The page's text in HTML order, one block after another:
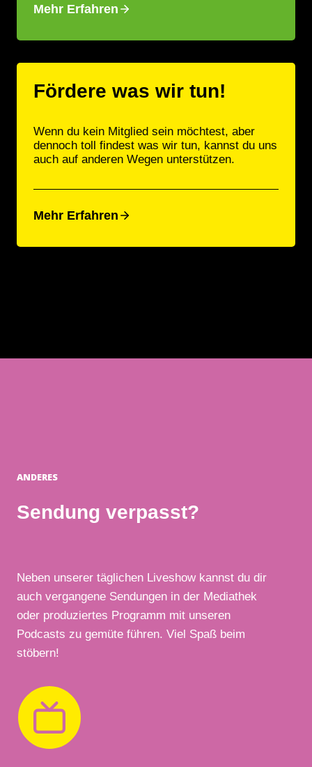
Mehr Erfahren
Fördere was wir tun!
Wenn du kein Mitglied sein möchtest, aber
dennoch toll findest was wir tun, kannst du uns
auch auf anderen Wegen unterstützen.
Mehr Erfahren
ANDERES
Sendung verpasst?
Neben unserer täglichen Liveshow kannst du dir
auch vergangene Sendungen in der Mediathek
oder produziertes Programm mit unseren
Podcasts zu gemüte führen. Viel Spaß beim
stöbern!